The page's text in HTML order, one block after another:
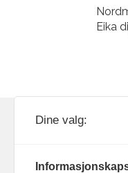
Eika
093
Dine valg: